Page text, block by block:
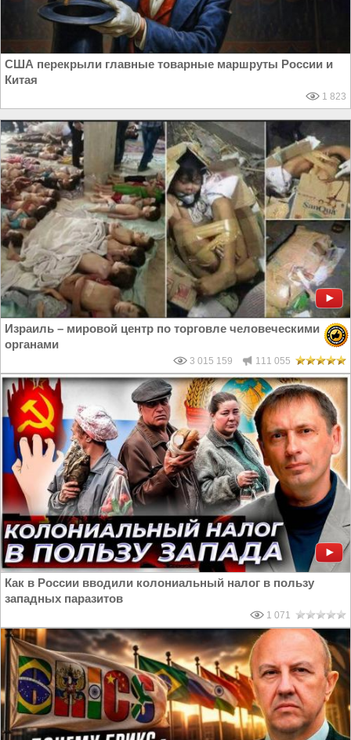
США перекрыли главные товарные маршруты России и
Китая
1 823
Израиль – мировой центр по торговле человеческими
органами
3 015 159 111 055
Как в России вводили колониальный налог в пользу
западных паразитов
1 071